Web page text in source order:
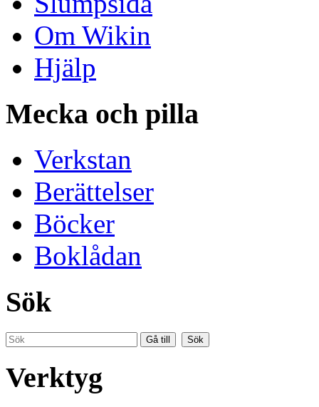
Om Wikin
Hjälp
Mecka och pilla
Verkstan
Berättelser
Böcker
Boklådan
Sök
Verktyg